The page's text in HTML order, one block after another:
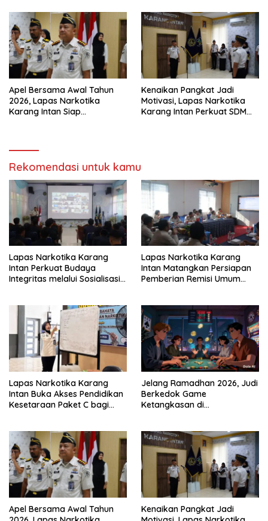
Apel Bersama Awal Tahun
2026, Lapas Narkotika
Karang Intan Siap
Kenaikan Pangkat Jadi
Motivasi, Lapas Narkotika
Karang Intan Perkuat SDM
Rekomendasi untuk kamu
Lapas Narkotika Karang
Intan Perkuat Budaya
Integritas melalui Sosialisasi
Lapas Narkotika Karang
Intan Matangkan Persiapan
Pemberian Remisi Umum
Lapas Narkotika Karang
Intan Buka Akses Pendidikan
Kesetaraan Paket C bagi
Jelang Ramadhan 2026, Judi
Berkedok Game
Ketangkasan di
Apel Bersama Awal Tahun
Kenaikan Pangkat Jadi